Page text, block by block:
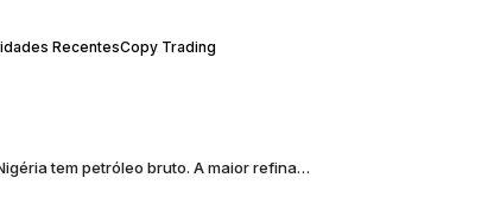
RecentesCopy Trading
A Nigéria tem petróleo bruto. A maior refinaria da África ainda o compra no exterior.